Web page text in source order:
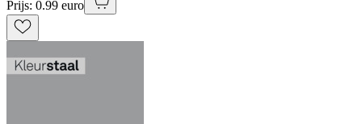
Prijs: 0.99 euro